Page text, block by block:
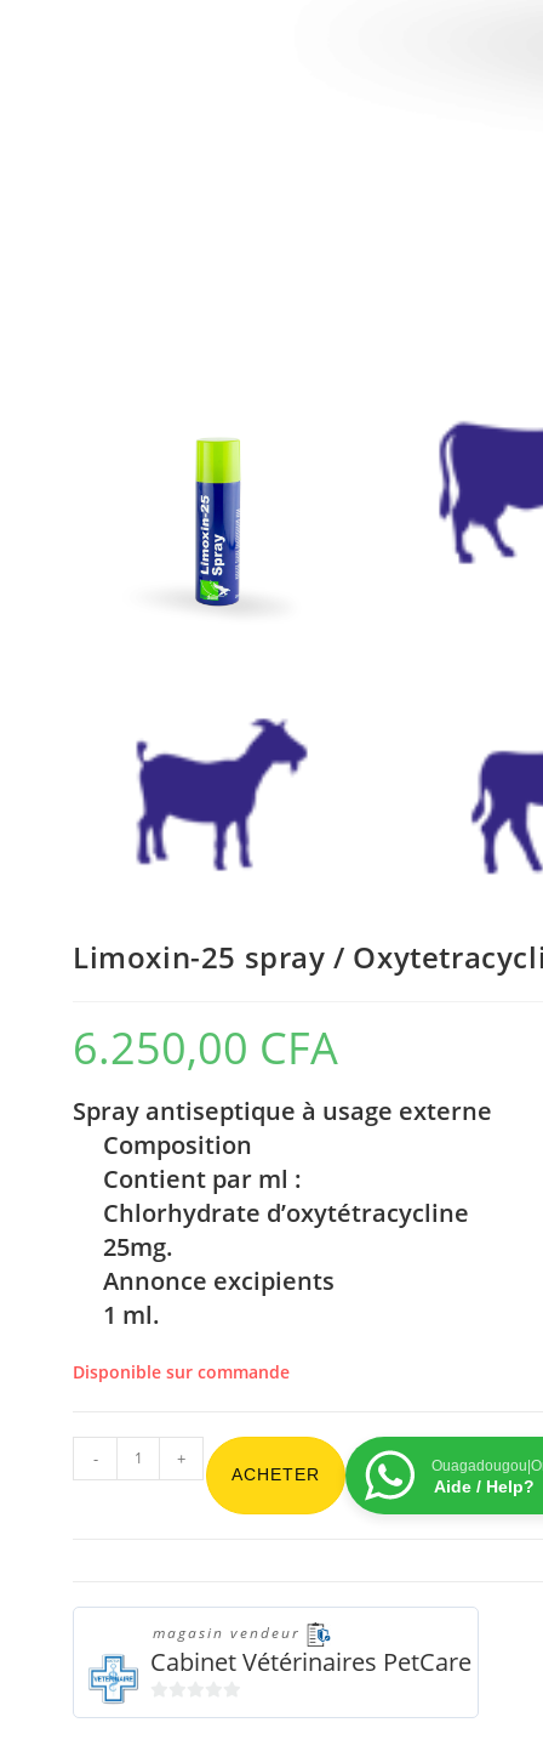
Limoxin-25 spray /
6.250,00 CFA
Spray antiseptique à usage externe
Composition
Contient par ml :
Chlorhydrate d’oxytétracycline
25mg.
Annonce excipients
1 ml.
Disponible sur commande
- +
ACHETER
Aide / Help?
magasin vendeur
Cabinet Vétérinaires PetCare